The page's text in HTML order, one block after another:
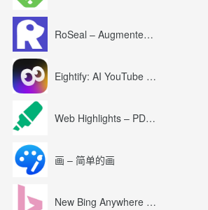
RoSeal – Augmented Roblox Experience
Eightify: AI YouTube Summary with ChatGPT
Web Highlights – PDF & Web Highlighter
画 – 简单的画
New Bing Anywhere (Bing Chat GPT-4)